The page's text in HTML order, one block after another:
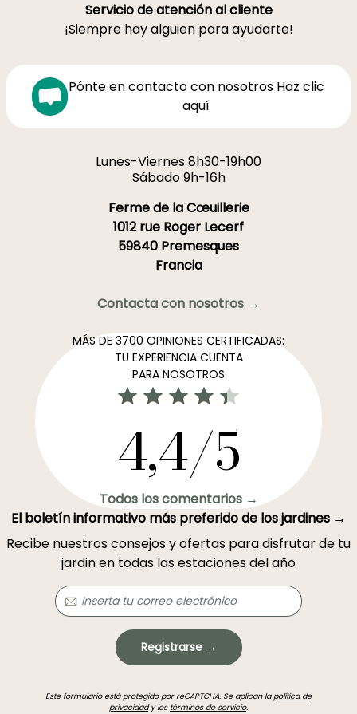
Servicio de atención al cliente
¡Siempre hay alguien para ayudarte!
Pónte en contacto con nosotros Haz clic
aquí
Lunes-Viernes 8h30-19h00
Sábado 9h-16h
Ferme de la Cœuillerie
1012 rue Roger Lecerf
59840 Premesques
Francia
Contacta con nosotros →
MÁS DE 3700 OPINIONES CERTIFICADAS:
TU EXPERIENCIA CUENTA
PARA NOSOTROS
4,4/5
Todos los comentarios →
El boletín informativo más preferido de los jardines →
Recibe nuestros consejos y ofertas para disfrutar de tu
jardin en todas las estaciones del año
Registrarse →
Este formulario está protegido por reCAPTCHA. Se aplican lapolítica de
privacidady los términos de servicio.